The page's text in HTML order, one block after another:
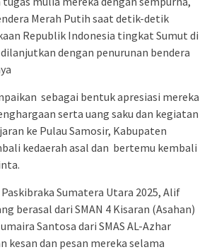
Merah Putih saat detik-detik
Republik Indonesia tingkat Sumut di
dengan penurunan bendera
sebagai bentuk apresiasi mereka
serta uang saku dan kegiatan
ke Pulau Samosir, Kabupaten
kedaerah asal dan bertemu kembali
Sumatera Utara 2025, Alif
berasal dari SMAN 4 Kisaran (Asahan)
Santosa dari SMAS AL-Azhar
kesan dan pesan mereka selama